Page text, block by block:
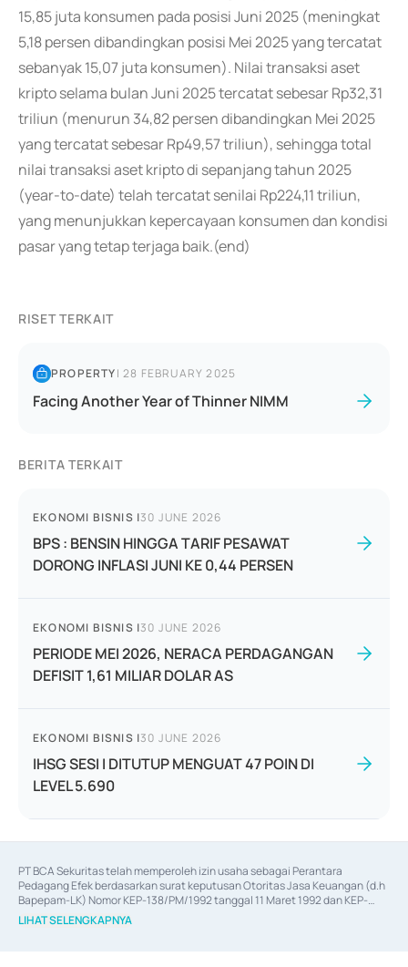
15,85 juta konsumen pada posisi Juni 2025 (meningkat
5,18 persen dibandingkan posisi Mei 2025 yang tercatat
sebanyak 15,07 juta konsumen). Nilai transaksi aset
kripto selama bulan Juni 2025 tercatat sebesar Rp32,31
triliun (menurun 34,82 persen dibandingkan Mei 2025
yang tercatat sebesar Rp49,57 triliun), sehingga total
nilai transaksi aset kripto di sepanjang tahun 2025
(year-to-date) telah tercatat senilai Rp224,11 triliun,
yang menunjukkan kepercayaan konsumen dan kondisi
pasar yang tetap terjaga baik.(end)
RISET TERKAIT
PROPERTY|28 FEBRUARY 2025
Facing Another Year of Thinner NIMM
BERITA TERKAIT
EKONOMI BISNIS |30 JUNE 2026
BPS : BENSIN HINGGA TARIF PESAWAT
DORONG INFLASI JUNI KE 0,44 PERSEN
EKONOMI BISNIS |30 JUNE 2026
PERIODE MEI 2026, NERACA PERDAGANGAN
DEFISIT 1,61 MILIAR DOLAR AS
EKONOMI BISNIS |30 JUNE 2026
IHSG SESI I DITUTUP MENGUAT 47 POIN DI
LEVEL 5.690
PT BCA Sekuritas telah memperoleh izin usaha sebagai Perantara
Pedagang Efek berdasarkan surat keputusan Otoritas Jasa Keuangan (d.h
Bapepam-LK) Nomor KEP-138/PM/1992 tanggal 11 Maret 1992 dan KEP-
06/D.04/2014 tanggal 28 Februari 2014, izin usaha sebagai Penjamin Emisi
Efek berdasarkan surat keputusan Otoritas Jasa Keuangan Nomor KEP-
LIHAT SELENGKAPNYA